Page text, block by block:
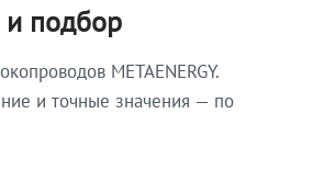
подбор
METAENERGY.
и точные значения — по